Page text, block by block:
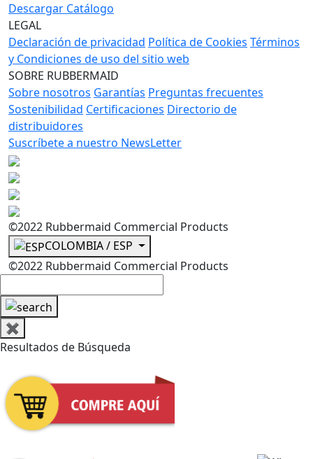
Descargar Catálogo
LEGAL
Declaración de privacidad Política de Cookies Términos
y Condiciones de uso del sitio web
SOBRE RUBBERMAID
Sobre nosotros Garantías Preguntas frecuentes
Sostenibilidad Certificaciones Directorio de
distribuidores
Suscríbete a nuestro NewsLetter
©2022 Rubbermaid Commercial Products
COLOMBIA / ESP
©2022 Rubbermaid Commercial Products
✖
Resultados de Búsqueda